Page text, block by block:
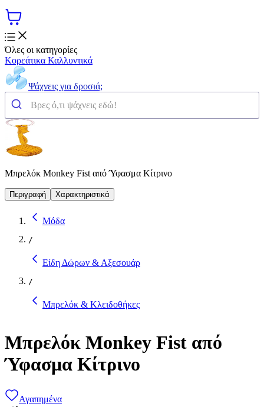
Όλες οι κατηγορίες
Κορεάτικα Καλλυντικά
Ψάχνεις για δροσιά;
Μπρελόκ Monkey Fist από Ύφασμα Κίτρινο
Περιγραφή Χαρακτηριστικά
Μόδα
/
Είδη Δώρων & Αξεσουάρ
/
Μπρελόκ & Κλειδοθήκες
Μπρελόκ Monkey Fist από
Ύφασμα Κίτρινο
Αγαπημένα